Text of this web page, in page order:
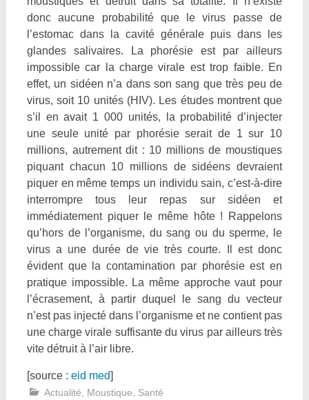
donc aucune probabilité que le virus passe de
l’estomac dans la cavité générale puis dans les
glandes salivaires. La phorésie est par ailleurs
impossible car la charge virale est trop faible. En
effet, un sidéen n’a dans son sang que très peu de
virus, soit 10 unités (HIV). Les études montrent que
s’il en avait 1 000 unités, la probabilité d’injecter
une seule unité par phorésie serait de 1 sur 10
millions, autrement dit : 10 millions de moustiques
piquant chacun 10 millions de sidéens devraient
piquer en même temps un individu sain, c’est-à-dire
interrompre tous leur repas sur sidéen et
immédiatement piquer le même hôte ! Rappelons
qu’hors de l’organisme, du sang ou du sperme, le
virus a une durée de vie très courte. Il est donc
évident que la contamination par phorésie est en
pratique impossible. La même approche vaut pour
l’écrasement, à partir duquel le sang du vecteur
n’est pas injecté dans l’organisme et ne contient pas
une charge virale suffisante du virus par ailleurs très
vite détruit à l’air libre.
[source : eid med]
Actualité Moustique Santé